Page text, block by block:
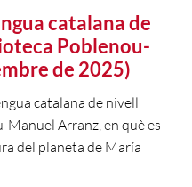
catalana de
Poblenou-
de 2025)
catalana de nivell
Manuel Arranz, en què es
del planeta de María